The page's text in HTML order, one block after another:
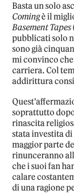
Basta un solo
Comingè il
Basement Tapes
pubblicati solo
sono già
mi convinco
carriera. Col
addirittura
soprattutto
rinascita
stata investita
maggior parte
rinunceranno
che i suoi fan
calare
di una ragione